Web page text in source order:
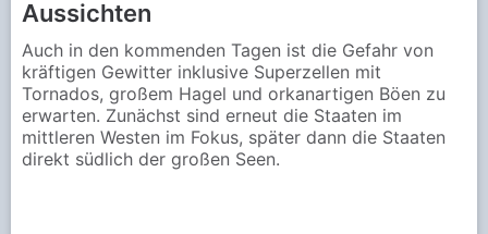
Aussichten
Auch in den kommenden Tagen ist die Gefahr von
kräftigen Gewitter inklusive Superzellen mit
Tornados, großem Hagel und orkanartigen Böen zu
erwarten. Zunächst sind erneut die Staaten im
mittleren Westen im Fokus, später dann die Staaten
direkt südlich der großen Seen.